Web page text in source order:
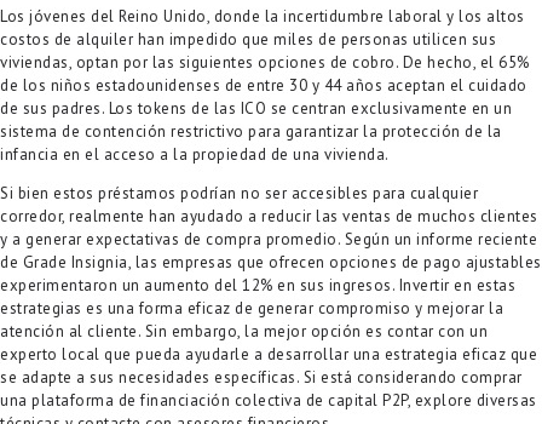
Los jóvenes del Reino Unido, donde la incertidumbre laboral y los altos
costos de alquiler han impedido que miles de personas utilicen sus
viviendas, optan por las siguientes opciones de cobro. De hecho, el 65%
de los niños estadounidenses de entre 30 y 44 años aceptan el cuidado
de sus padres. Los tokens de las ICO se centran exclusivamente en un
sistema de contención restrictivo para garantizar la protección de la
infancia en el acceso a la propiedad de una vivienda.
Si bien estos préstamos podrían no ser accesibles para cualquier
corredor, realmente han ayudado a reducir las ventas de muchos clientes
y a generar expectativas de compra promedio. Según un informe reciente
de Grade Insignia, las empresas que ofrecen opciones de pago ajustables
experimentaron un aumento del 12% en sus ingresos. Invertir en estas
estrategias es una forma eficaz de generar compromiso y mejorar la
atención al cliente. Sin embargo, la mejor opción es contar con un
experto local que pueda ayudarle a desarrollar una estrategia eficaz que
se adapte a sus necesidades específicas. Si está considerando comprar
una plataforma de financiación colectiva de capital P2P, explore diversas